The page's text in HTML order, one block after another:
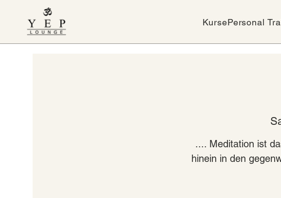
KursePersonal
.... Meditation ist
hinein in den